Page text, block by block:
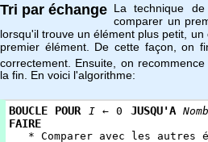
Tri par échange La technique
comparer un
lorsqu'il trouve un élément plus petit,
premier élément. De cette façon, on
correctement. Ensuite, on
la fin. En voici l'algorithme:
BOUCLE POUR I← 0 JUSQU'A
FAIRE
* Comparer avec les autres